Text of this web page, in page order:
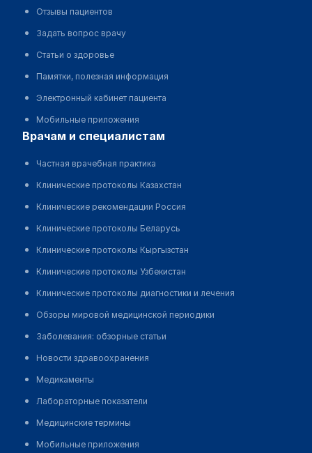
Отзывы пациентов
Задать вопрос врачу
Статьи о здоровье
Памятки, полезная информация
Электронный кабинет пациента
Мобильные приложения
врачам и специалистам
Частная врачебная практика
Клинические протоколы Казахстан
Клинические рекомендации Россия
Клинические протоколы Беларусь
Клинические протоколы Кыргызстан
Клинические протоколы Узбекистан
Клинические протоколы диагностики и лечения
Обзоры мировой медицинской периодики
Заболевания: обзорные статьи
Новости здравоохранения
Медикаменты
Лабораторные показатели
Медицинские термины
Мобильные приложения